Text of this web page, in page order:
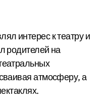
интерес к театру и
родителей на
атмосферу, а